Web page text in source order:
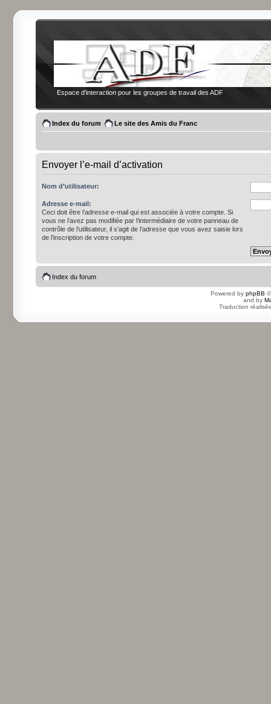
Espace d'interaction pour les groupes de travail des ADF
Index du forum Le site des Amis du Franc
Envoyer l’e-mail d’activation
Nom d’utilisateur:
Adresse e-mail:
Ceci doit être l’adresse e-mail qui est associée à votre compte. Si
vous ne l’avez pas modifiée par l’intermédiaire de votre panneau de
contrôle de l’utilisateur, il s’agit de l’adresse que vous avez saisie lors
de l’inscription de votre compte.
Index du forum
Powered by phpBB
and by
Traduction